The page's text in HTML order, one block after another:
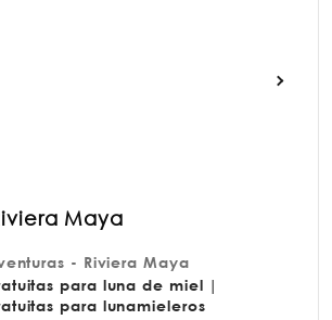
Maya
- Riviera Maya
para luna de miel |
para lunamieleros